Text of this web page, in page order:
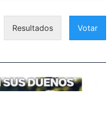
Resultados Votar